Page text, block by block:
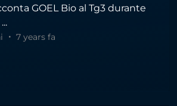
GOEL Bio al Tg3 durante
7 years fa